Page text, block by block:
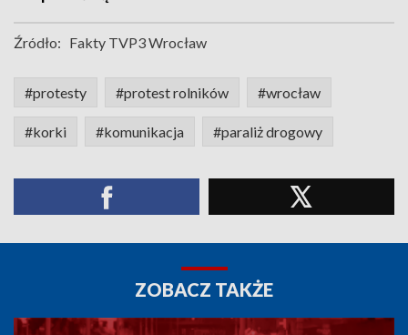
Źródło: Fakty TVP3 Wrocław
#protesty #protest rolników #wrocław
#korki #komunikacja #paraliż drogowy
ZOBACZ TAKŻE